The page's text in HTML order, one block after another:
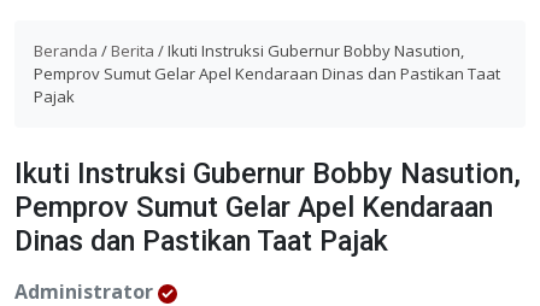
Beranda / Berita /Ikuti Instruksi Gubernur Bobby Nasution,
Pemprov Sumut Gelar Apel Kendaraan Dinas dan Pastikan Taat
Pajak
Ikuti Instruksi Gubernur Bobby Nasution,
Pemprov Sumut Gelar Apel Kendaraan
Dinas dan Pastikan Taat Pajak
Administrator